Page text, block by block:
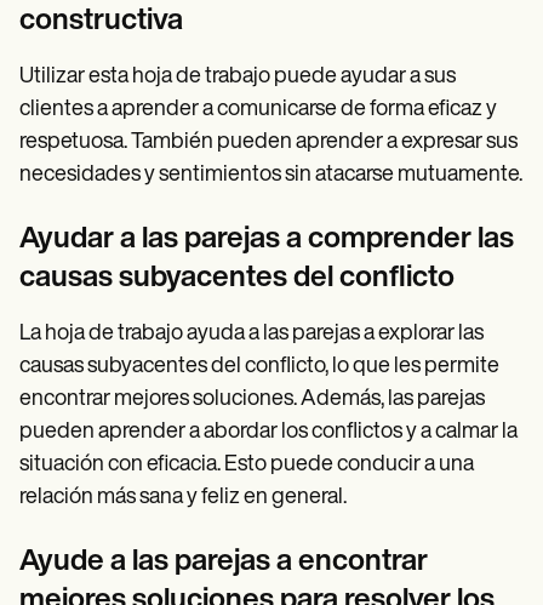
constructiva
Utilizar esta hoja de trabajo puede ayudar a sus
clientes a aprender a comunicarse de forma eficaz y
respetuosa. También pueden aprender a expresar sus
necesidades y sentimientos sin atacarse mutuamente.
Ayudar a las parejas a comprender las
causas subyacentes del conflicto
La hoja de trabajo ayuda a las parejas a explorar las
causas subyacentes del conflicto, lo que les permite
encontrar mejores soluciones. Además, las parejas
pueden aprender a abordar los conflictos y a calmar la
situación con eficacia. Esto puede conducir a una
relación más sana y feliz en general.
Ayude a las parejas a encontrar